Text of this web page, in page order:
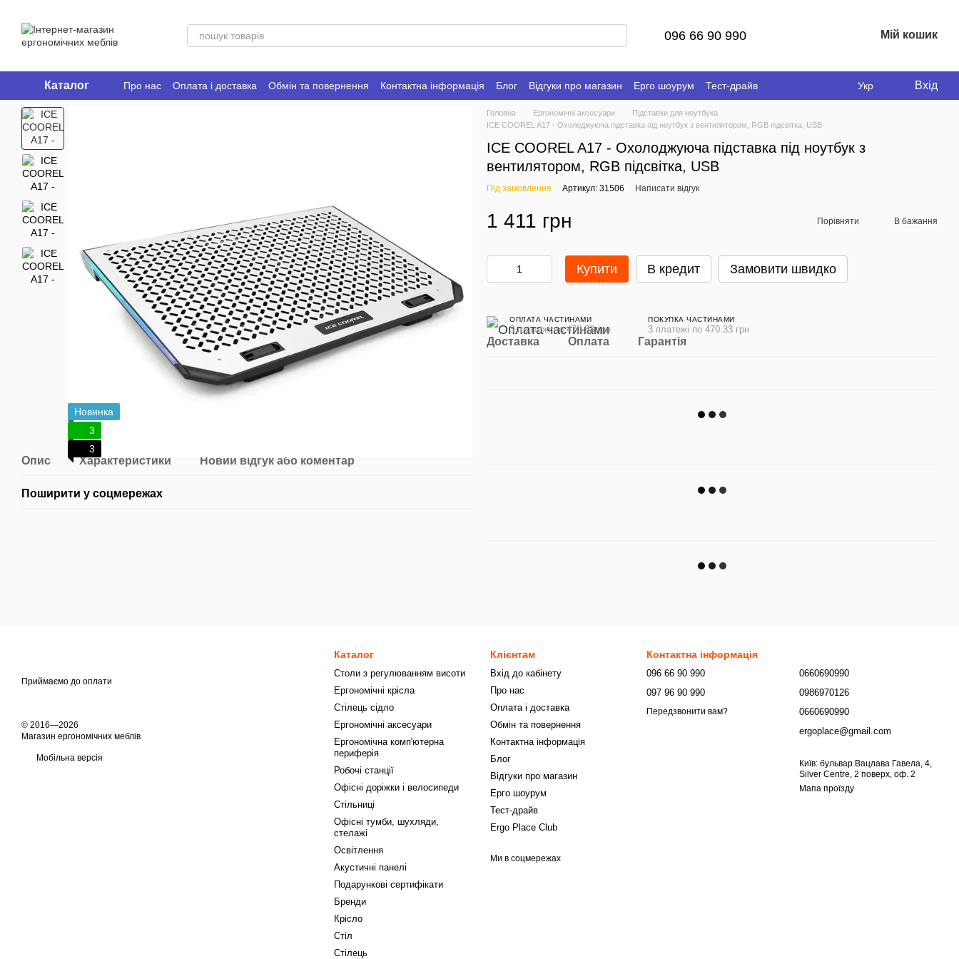
096 66 90 990 Мій кошик
Каталог Про нас Оплата і доставка Обмін та повернення Контактна інформація Блог Відгуки про магазин Ерго шоурум
Тест-драйв
Ergo Place Club
Укр Вхід
Новинка
3
3
Опис Характеристики Новий відгук або коментар
Поширити у соцмережах
Головна Ергономічні аксесуари
Підставки для ноутбука
ICE COOREL A17 - Охолоджуюча підставка під ноутбук з вентилятором, RGB підсвітка, USB
ICE COOREL A17 - Охолоджуюча підставка під ноутбук з
вентилятором, RGB підсвітка, USB
Під замовлення Артикул: 31506 Написати відгук
1 411 грн Порівняти В бажання
Купити В кредит Замовити швидко
ОПЛАТА ЧАСТИНАМИ
3 платежі по 470.33 грн
ПОКУПКА ЧАСТИНАМИ
3 платежі по 470.33 грн
Доставка Оплата Гарантія
Приймаємо до оплати
© 2016—2026
Магазин ергономічних меблів
Мобільна версія
Каталог
Столи з регулюванням висоти
Ергономічні крісла
Стілець сідло
Ергономічні аксесуари
Ергономічна комп'ютерна
периферія
Робочі станції
Офісні доріжки і велосипеди
Стільниці
Офісні тумби, шухляди,
стелажі
Освітлення
Акустичні панелі
Подарункові сертифікати
Бренди
Крісло
Стіл
Стілець
Клієнтам
Вхід до кабінету
Про нас
Оплата і доставка
Обмін та повернення
Контактна інформація
Блог
Відгуки про магазин
Ерго шоурум
Тест-драйв
Ergo Place Club
Ми в соцмережах
Контактна інформація
096 66 90 990
097 96 90 990
Передзвонити вам?
0660690990
0986970126
0660690990
ergoplace@gmail.com
Київ: бульвар Вацлава Гавела, 4,
Silver Centre, 2 поверх, оф. 2
Мапа проїзду